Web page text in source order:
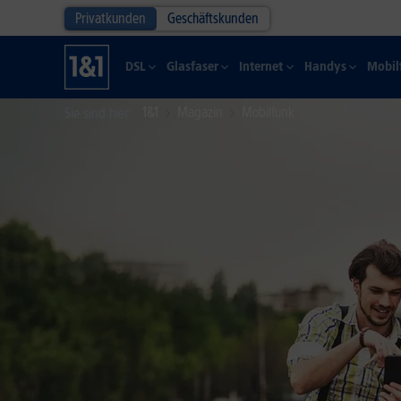
Privatkunden Geschäftskunden
DSL Glasfaser Internet Handys